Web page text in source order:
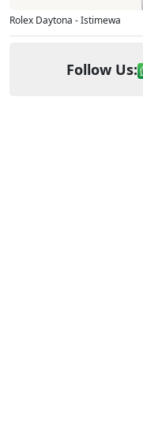
Rolex Daytona - Istimewa
Follow Us: